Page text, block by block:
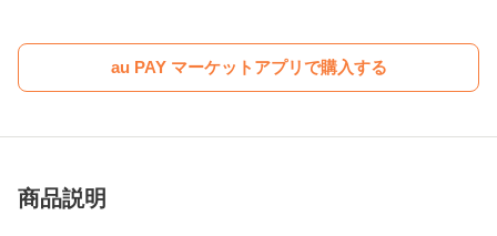
au PAY マーケットアプリで購入する
商品説明